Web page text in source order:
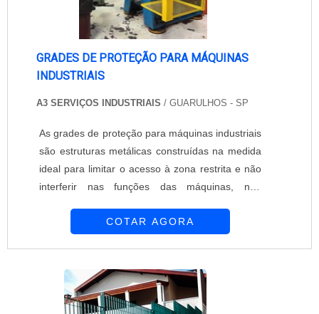
GRADES DE PROTEÇÃO PARA MÁQUINAS
INDUSTRIAIS
A3 SERVIÇOS INDUSTRIAIS / GUARULHOS - SP
As grades de proteção para máquinas industriais
são estruturas metálicas construídas na medida
ideal para limitar o acesso à zona restrita e não
interferir nas funções das máquinas, não
estrutura é construída após muito estudo sobre
mais resistente será usado em sua produção,
assim como a melhor forma de fix...
COTAR AGORA